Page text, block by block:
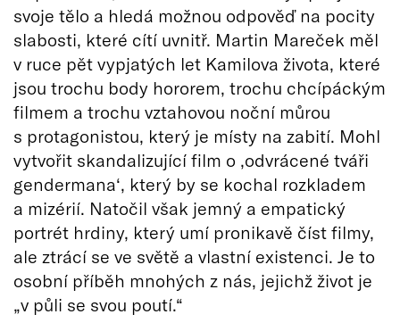
svoje tělo a hledá možnou odpověď na pocity
slabosti, které cítí uvnitř. Martin Mareček měl
v ruce pět vypjatých let Kamilova života, které
jsou trochu body hororem, trochu chcípáckým
filmem a trochu vztahovou noční můrou
s protagonistou, který je místy na zabití. Mohl
vytvořit skandalizující film o ‚odvrácené tváři
gendermana‘, který by se kochal rozkladem
a mizérií. Natočil však jemný a empatický
portrét hrdiny, který umí pronikavě číst filmy,
ale ztrácí se ve světě a vlastní existenci. Je to
osobní příběh mnohých z nás, jejichž život je
„v půli se svou poutí.“